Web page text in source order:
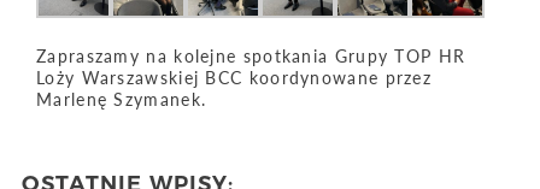
Zapraszamy na kolejne spotkania Grupy TOP HR
Loży Warszawskiej BCC koordynowane przez
Marlenę Szymanek.